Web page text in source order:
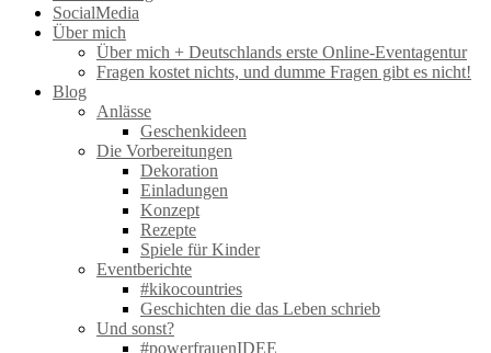
SocialMedia
Über mich
Über mich + Deutschlands erste Online-Eventagentur
Fragen kostet nichts, und dumme Fragen gibt es nicht!
Blog
Anlässe
Geschenkideen
Die Vorbereitungen
Dekoration
Einladungen
Konzept
Rezepte
Spiele für Kinder
Eventberichte
#kikocountries
Geschichten die das Leben schrieb
Und sonst?
#powerfrauenIDEE